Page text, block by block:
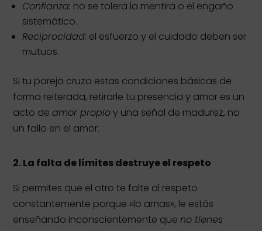
Confianza: no se tolera la mentira o el engaño
sistemático.
Reciprocidad: el esfuerzo y el cuidado deben ser
mutuos.
Si tu pareja cruza estas condiciones básicas de
forma reiterada, retirarle tu presencia y amor es un
acto deamor propioy una señal de madurez, no
un fallo en el amor.
2.La falta de límites destruye el respeto
Si permites que el otro te falte al respeto
constantemente porque «lo amas», le estás
enseñando inconscientemente queno tienes